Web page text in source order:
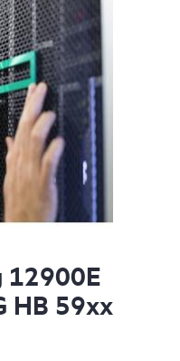
12900E
HB 59xx